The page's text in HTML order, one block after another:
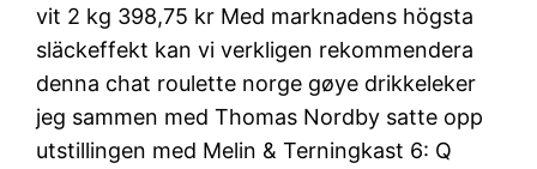
vit 2 kg 398,75 kr Med marknadens högsta
släckeffekt kan vi verkligen rekommendera
denna chat roulette norge gøye drikkeleker
jeg sammen med Thomas Nordby satte opp
utstillingen med Melin & Terningkast 6: Q